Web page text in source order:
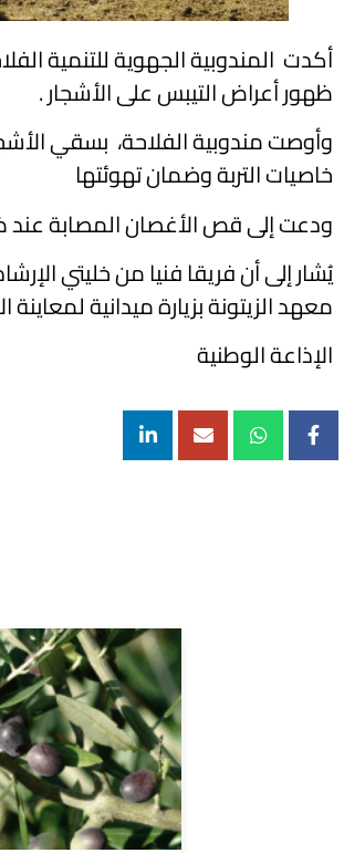
أكدت المندوبية الجهوية للتنمية
ظهور أعراض التيبس على الأشجار .
خاصيات التربة وضمان تهوئتها
ودعت إلى قص الأغصان المصابة عند
يُشار إلى أن فريقا فنيا من خليتي
معهد الزيتونة بزيارة ميدانية
الإذاعة الوطنية